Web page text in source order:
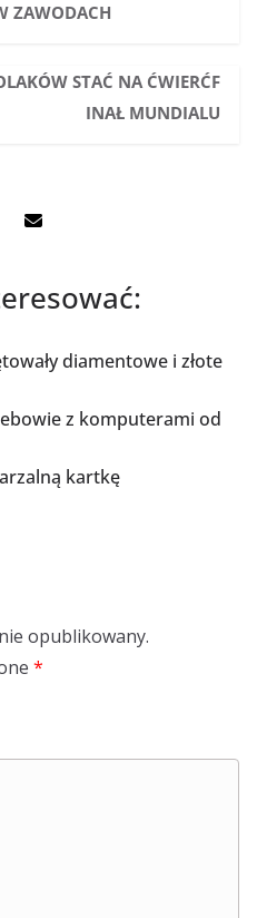
ZAWODACH
STAĆ NA ĆWIERĆF
INAŁ MUNDIALU
diamentowe i złote
z komputerami od
kartkę
opublikowany.
*